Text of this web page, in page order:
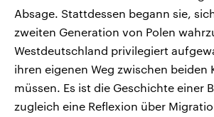
Absage. Stattdessen begann sie,
zweiten Generation von Polen
Westdeutschland privilegiert
ihren eigenen Weg zwischen beiden
müssen. Es ist die Geschichte einer
zugleich eine Reflexion über